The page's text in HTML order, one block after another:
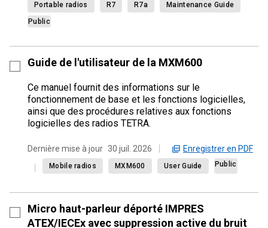
Portable radios R7 R7a
Maintenance Guide
Public
Guide de l'utilisateur de la MXM600
Ce manuel fournit des informations sur le
fonctionnement de base et les fonctions logicielles,
ainsi que des procédures relatives aux fonctions
logicielles des radios TETRA.
Dernière mise à jour 30 juil. 2026 Enregistrer en PDF
Mobile radios MXM600 User Guide Public
Micro haut-parleur déporté IMPRES
ATEX/IECEx avec suppression active du bruit